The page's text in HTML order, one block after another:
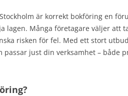
är korrekt bokföring en
lagen. Många företagare väljer att
risken för fel. Med ett stort
just din verksamhet – både